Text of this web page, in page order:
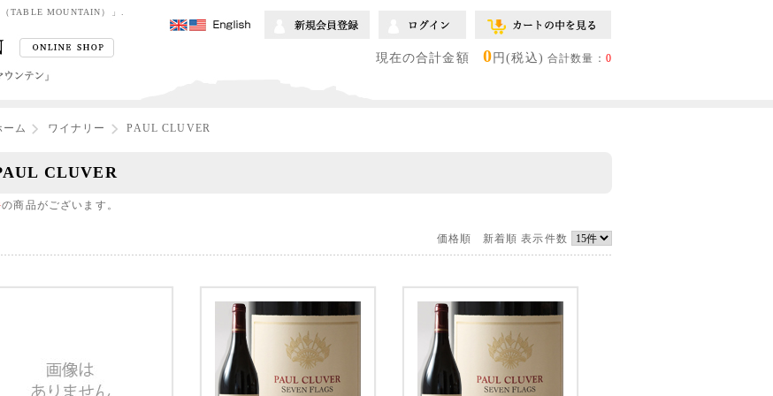
TABLE MOUNTAIN）」.
現在の合計金額 0 円(税込) 合計数量： 0
ーム ワイナリー PAUL CLUVER
CLUVER
の商品がございます。
価格順 新着順 表示件数